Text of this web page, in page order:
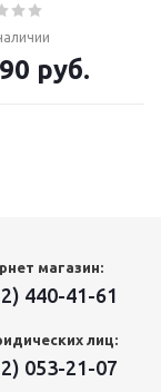
руб.
магазин:
440-41-61
лиц:
053-21-07